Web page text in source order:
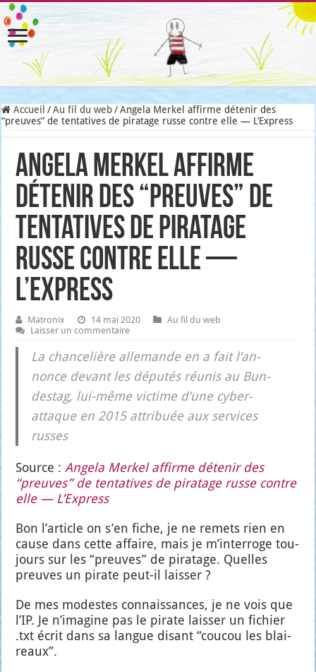
Accueil / Au fil du web / Angela Merkel affirme détenir des
“preuves” de tentatives de piratage russe contre elle — L’Express
Angela Merkel affirme
détenir des “preuves” de
tentatives de piratage
russe contre elle —
L’Express
Matronix 14 mai 2020
Au fil du web
Laisser un commentaire
La chan­ce­lière alle­mande en a fait l’an­
nonce devant les dépu­tés réunis au Bun­
des­tag, lui-même vic­time d’une cyber-
attaque en 2015 attri­buée aux ser­vices
russes
Source :Ange­la Mer­kel affirme déte­nir des
“preuves” de ten­ta­tives de pira­tage russe contre
elle — L’Ex­press
Bon l’ar­ticle on s’en fiche, je ne remets rien en
cause dans cette affaire, mais je m’in­ter­roge tou­
jours sur les “preuves” de pira­tage. Quelles
preuves un pirate peut-il lais­ser ?
De mes modestes connais­sances, je ne vois que
l’IP. Je n’i­ma­gine pas le pirate lais­ser un fichier
.txt écrit dans sa langue disant “cou­cou les blai­
reaux”.